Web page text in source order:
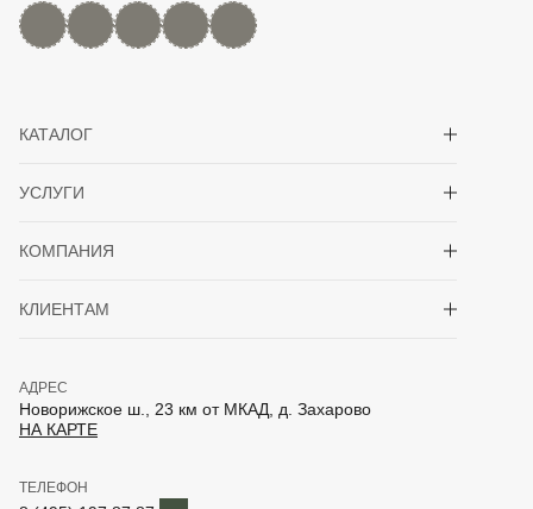
MAX Дзен YouTuberutubeTelegram
КАТАЛОГ
УСЛУГИ
КОМПАНИЯ
КЛИЕНТАМ
АДРЕС
Новорижское ш., 23 км от МКАД, д. Захарово
НА КАРТЕ
ТЕЛЕФОН